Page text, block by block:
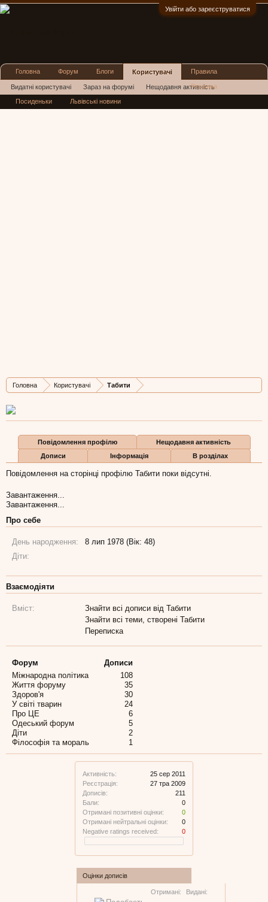
Увійти або зареєструватися
Головна Користувачі Табити
Активність:
25 сер 2011
Реєстрація:
27 тра 2009
Дописів:
211
Бали:
0
Отримані позитивні оцінки:
0
Отримані нейтральні оцінки:
0
Negative ratings received:
0
Оцінки дописів
Отримані: Видані:
Дописів
211
Карма
0
Бали
0
Повідомлення профілю
Нещодавня активність
Дописи
Інформація В розділах
Повідомлення на сторінці профілю Табити поки відсутні.
Завантаження...
Завантаження...
Про себе
День народження:
8 лип 1978 (Вік: 48)
Діти:
Взаємодіяти
Вміст:
Знайти всі дописи від Табити
Знайти всі теми, створені Табити
Переписка
Форум
Дописи
Міжнародна політика
108
Життя форуму
35
Здоров'я
30
У світі тварин
24
Про ЦЕ
6
Одеський форум
5
Діти
2
Філософія та мораль
1
Головна Форум Блоги Користувачі
Видатні користувачі Зараз на форумі Нещодавня активність
Нові повідомлення профілю
Правила
Реклама
Посиденьки Львівські новини